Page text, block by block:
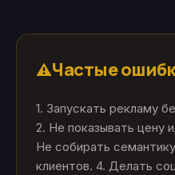
⚠️Частые
1. Запускать рекламу
2. Не показывать цену
Не собирать
клиентов. 4. Делать